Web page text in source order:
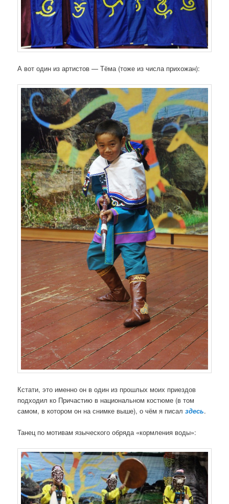
А вот один из артистов — Тёма (тоже из числа прихожан):
Кстати, это именно он в один из прошлых моих приездов
подходил ко Причастию в национальном костюме (в том
самом, в котором он на снимке выше), о чём я писалздесь.
Танец по мотивам языческого обряда «кормления воды»: